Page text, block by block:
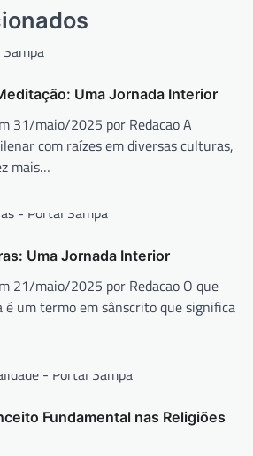
Uma Jornada Interior
31/maio/2025 por Redacao A
com raízes em diversas culturas,
mais…
Uma Jornada Interior
21/maio/2025 por Redacao O que
um termo em sânscrito que significa
Fundamental nas Religiões